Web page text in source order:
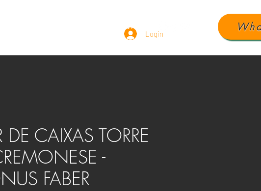
DEPOIMENTOS
DE CAIXAS TORRE
-
FABER
Login